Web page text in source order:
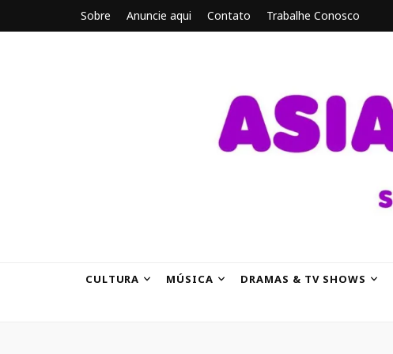
Sobre Anuncie aqui Contato Trabalhe Conosco
CULTURA MÚSICA DRAMAS & TV SHOWS